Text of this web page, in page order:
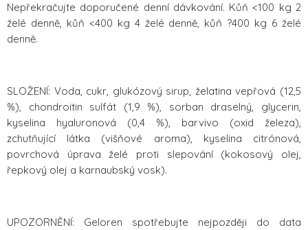
Nepřekračujte doporučené denní dávkování. Kůň <100 kg 2
želé denně, kůň <400 kg 4 želé denně, kůň ?400 kg 6 želé
denně.
SLOŽENÍ: Voda, cukr, glukózový sirup, želatina vepřová (12,5
%), chondroitin sulfát (1,9 %), sorban draselný, glycerin,
kyselina hyaluronová (0,4 %), barvivo (oxid železa),
zchutňující látka (višňové aroma), kyselina citrónová,
povrchová úprava želé proti slepování (kokosový olej,
řepkový olej a karnaubský vosk).
UPOZORNĚNÍ: Geloren spotřebujte nejpozději do data